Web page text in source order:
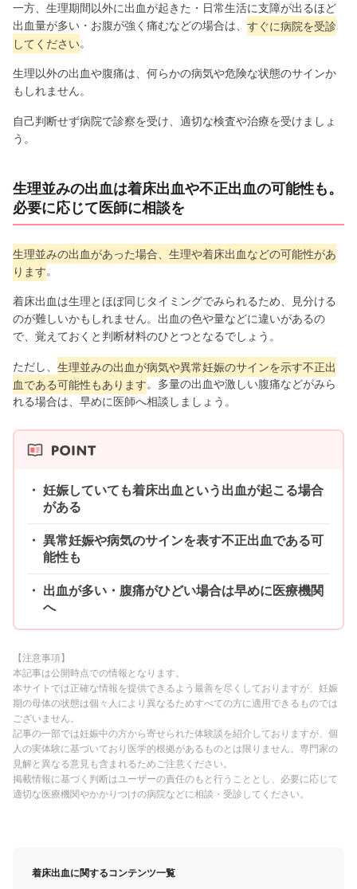
一方、生理期間以外に出血が起きた・日常生活に支障が出るほど
出血量が多い・お腹が強く痛むなどの場合は、 すぐに病院を受診
してください。
生理以外の出血や腹痛は、何らかの病気や危険な状態のサインか
もしれません。
自己判断せず病院で診察を受け、適切な検査や治療を受けましょ
う。
生理並みの出血は着床出血や不正出血の可能性も。
必要に応じて医師に相談を
生理並みの出血があった場合、生理や着床出血などの可能性があ
ります。
着床出血は生理とほぼ同じタイミングでみられるため、見分ける
のが難しいかもしれません。出血の色や量などに違いがあるの
で、覚えておくと判断材料のひとつとなるでしょう。
ただし、 生理並みの出血が病気や異常妊娠のサインを示す不正出
血である可能性もあります。多量の出血や激しい腹痛などがみら
れる場合は、早めに医師へ相談しましょう。
妊娠していても着床出血という出血が起こる場合
がある
異常妊娠や病気のサインを表す不正出血である可
能性も
出血が多い・腹痛がひどい場合は早めに医療機関
へ
【注意事項】
本記事は公開時点での情報となります。
本サイトでは正確な情報を提供できるよう最善を尽くしておりますが、妊娠
期の母体の状態は個々人により異なるためすべての方に適用できるものでは
ございません。
記事の一部では妊娠中の方から寄せられた体験談を紹介しておりますが、個
人の実体験に基づいており医学的根拠があるものとは限りません。専門家の
見解と異なる意見も含まれるためご注意ください。
掲載情報に基づく判断はユーザーの責任のもと行うこととし、必要に応じて
適切な医療機関やかかりつけの病院などに相談・受診してください。
着床出血に関するコンテンツ一覧